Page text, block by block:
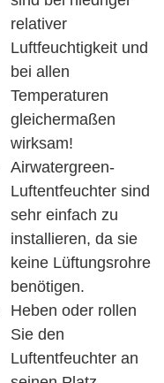
relativer
Luftfeuchtigkeit und
bei allen
Temperaturen
gleichermaßen
wirksam!
Airwatergreen-
Luftentfeuchter sind
sehr einfach zu
installieren, da sie
keine Lüftungsrohre
benötigen.
Heben oder rollen
Sie den
Luftentfeuchter an